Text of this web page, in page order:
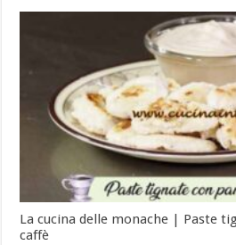
La cucina delle monache | Paste
caffè